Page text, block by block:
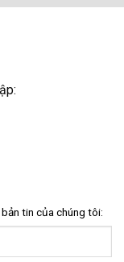
tin của chúng tôi: